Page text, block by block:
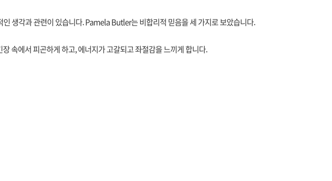
생각과 관련이 있습니다. Pamela Butler는 비합리적 믿음을 세 가지로 보았습니다.
속에서 피곤하게 하고, 에너지가 고갈되고 좌절감을 느끼게 합니다.